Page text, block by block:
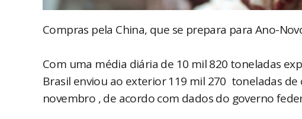
Compras pela China, que se prepara para Ano-
Com uma média diária de 10 mil 820 toneladas
Brasil enviou ao exterior 119 mil 270 toneladas
novembro , de acordo com dados do governo